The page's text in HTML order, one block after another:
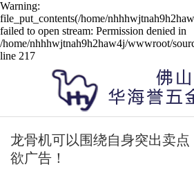
Warning:
file_put_contents(/home/
failed to open stream: Permission denied in
/home/nhhhwjtnah9h2haw4j/wwwroot/
line 217
龙骨机可以围绕自身突出卖
欲广告！